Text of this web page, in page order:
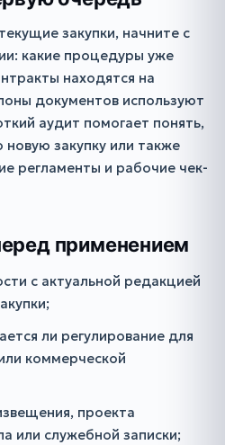
закупки, начните с
какие процедуры уже
находятся на
документов используют
аудит помогает понять,
закупку или также
регламенты и рабочие чек-
применением
с актуальной редакцией
ли регулирование для
коммерческой
проекта
или служебной записки;